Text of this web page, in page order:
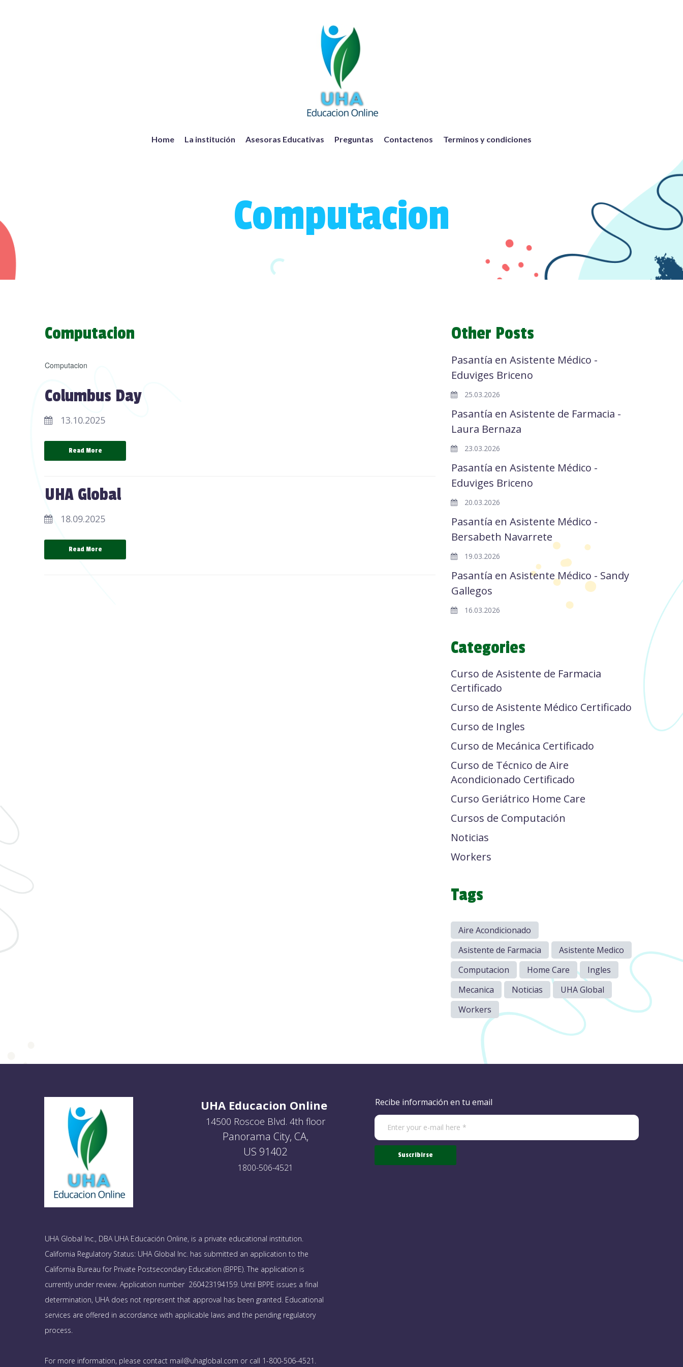
Home La institución Asesoras Educativas Preguntas Contactenos Terminos y condiciones
Computacion
Computacion
Computacion
Columbus Day
13.10.2025
Read More
UHA Global
18.09.2025
Read More
Other Posts
Pasantía en Asistente Médico -
Eduviges Briceno
25.03.2026
Pasantía en Asistente de Farmacia -
Laura Bernaza
23.03.2026
Pasantía en Asistente Médico -
Eduviges Briceno
20.03.2026
Pasantía en Asistente Médico -
Bersabeth Navarrete
19.03.2026
Pasantía en Asistente Médico - Sandy
Gallegos
16.03.2026
Categories
Curso de Asistente de Farmacia
Certificado
Curso de Asistente Médico Certificado
Curso de Ingles
Curso de Mecánica Certificado
Curso de Técnico de Aire
Acondicionado Certificado
Curso Geriátrico Home Care
Cursos de Computación
Noticias
Workers
Tags
Aire Acondicionado
Asistente de Farmacia
Asistente Medico
Computacion
Home Care
Ingles
Mecanica
Noticias
UHA Global
Workers
UHA Educacion Online
14500 Roscoe Blvd. 4th floor
Panorama City, CA,
US 91402
1800-506-4521
UHA Global Inc., DBA UHA Educación Online, is a private educational institution.
California Regulatory Status: UHA Global Inc. has submitted an application to the
California Bureau for Private Postsecondary Education (BPPE). The application is
currently under review. Application number 260423194159. Until BPPE issues a final
determination, UHA does not represent that approval has been granted. Educational
services are offered in accordance with applicable laws and the pending regulatory
process.
For more information, please contact mail@uhaglobal.com or call 1-800-506-4521.
Recibe información en tu email
Suscribirse